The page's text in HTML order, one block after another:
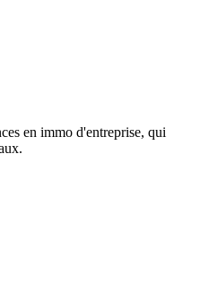
en immo d'entreprise, qui